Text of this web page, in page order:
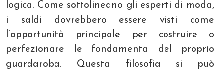
logica. Come sottolineano gli esperti di moda,
i saldi dovrebbero essere visti come
l’opportunità principale per costruire o
perfezionare le fondamenta del proprio
guardaroba. Questa filosofia si può